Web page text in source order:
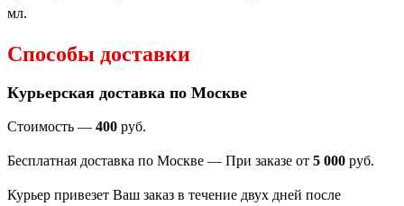
мл.
Способы доставки
Курьерская доставка по Москве
Стоимость — 400 руб.
Бесплатная доставка по Москве — При заказе от 5 000 руб.
Курьер привезет Ваш заказ в течение двух дней после